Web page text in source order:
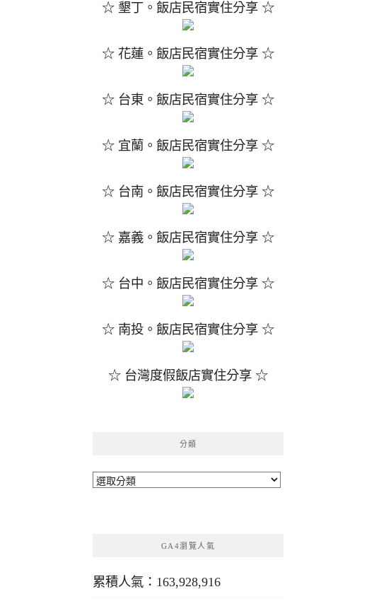
☆ 墾丁。飯店民宿實住分享 ☆
☆ 花蓮。飯店民宿實住分享 ☆
☆ 台東。飯店民宿實住分享 ☆
☆ 宜蘭。飯店民宿實住分享 ☆
☆ 台南。飯店民宿實住分享 ☆
☆ 嘉義。飯店民宿實住分享 ☆
☆ 台中。飯店民宿實住分享 ☆
☆ 南投。飯店民宿實住分享 ☆
☆ 台灣度假飯店實住分享 ☆
分類
分
GA4瀏覽人氣
累積人氣：163,928,916